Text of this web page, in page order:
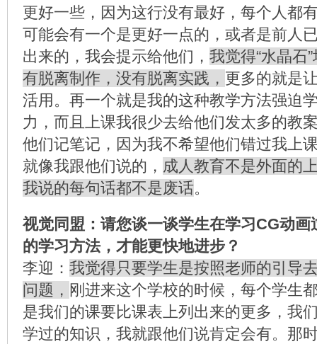
更好一些，因为这行没有最好，每个人都
可能会有一个是更好一点的，或者是前人
出来的，我会提示给他们， 我觉得“水晶石
有脱离制作，没有脱离实践， 更多的就是
活用。再一个就是我的这种教学方法强迫
力，而且上课我很少去给他们发太多的教
他们记笔记，因为我不希望他们错过我上
就像我跟他们说的， 成人教育不是外面的
我说的每句话都不是废话。
视觉同盟：请您谈一谈学生在学习CG动画
的学习方法，才能更快地进步？
李迎： 我觉得只要学生是按照老师的引导
问题， 刚进来这个学校的时候，每个学生
是我们的课要比课表上列出来的更多，我
学过的知识，我就跟他们说肯定会有。那